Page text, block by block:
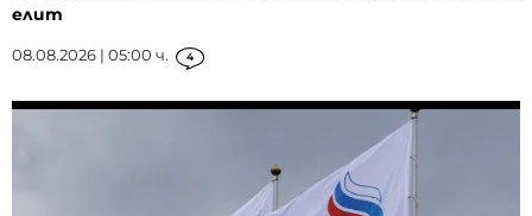
елит
08.08.2026 | 05:00 ч. 4